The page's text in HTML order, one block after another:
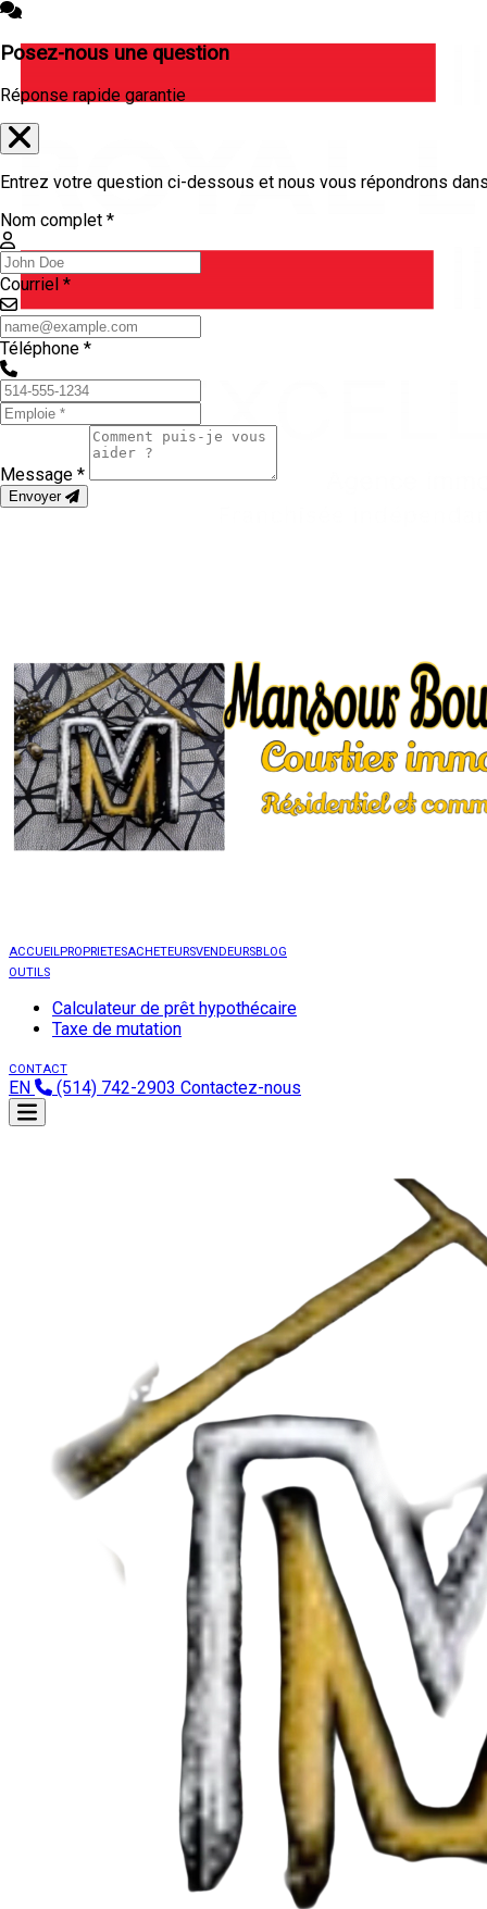
ACCUEILPROPRIETESACHETEURSVENDEURSBLOG
OUTILS
Calculateur de prêt hypothécaire
Taxe de mutation
CONTACT
EN (514) 742-2903 Contactez-nous
Posez-nous une question
Réponse rapide garantie
Entrez votre question ci-dessous et nous vous répondrons
Nom complet *
Courriel *
Téléphone *
Message *
Envoyer